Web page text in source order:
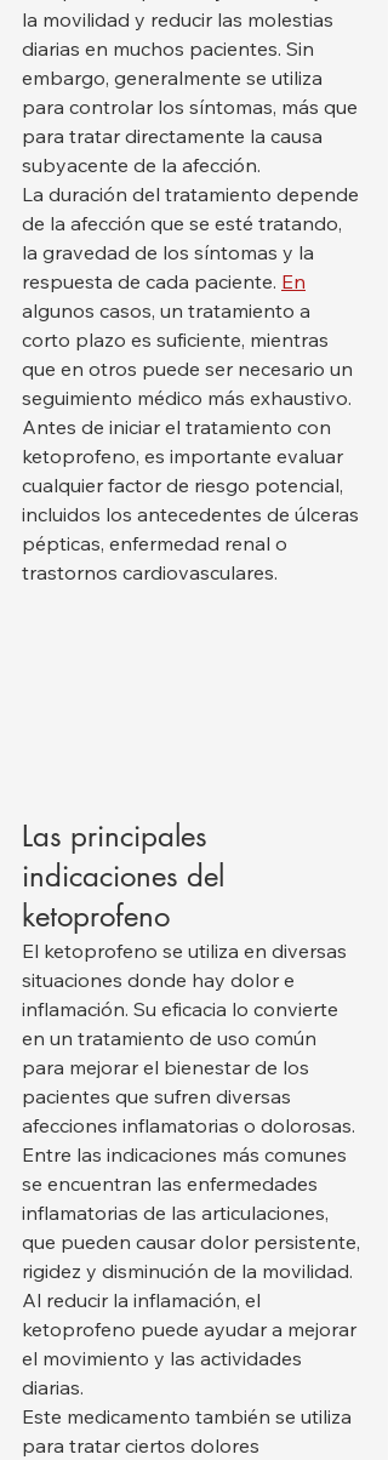
la movilidad y reducir las molestias
diarias en muchos pacientes. Sin
embargo, generalmente se utiliza
para controlar los síntomas, más que
para tratar directamente la causa
subyacente de la afección.
La duración del tratamiento depende
de la afección que se esté tratando,
la gravedad de los síntomas y la
respuesta de cada paciente. En
algunos casos, un tratamiento a
corto plazo es suficiente, mientras
que en otros puede ser necesario un
seguimiento médico más exhaustivo.
Antes de iniciar el tratamiento con
ketoprofeno, es importante evaluar
cualquier factor de riesgo potencial,
incluidos los antecedentes de úlceras
pépticas, enfermedad renal o
trastornos cardiovasculares.
Las principales
indicaciones del
ketoprofeno
El ketoprofeno se utiliza en diversas
situaciones donde hay dolor e
inflamación. Su eficacia lo convierte
en un tratamiento de uso común
para mejorar el bienestar de los
pacientes que sufren diversas
afecciones inflamatorias o dolorosas.
Entre las indicaciones más comunes
se encuentran las enfermedades
inflamatorias de las articulaciones,
que pueden causar dolor persistente,
rigidez y disminución de la movilidad.
Al reducir la inflamación, el
ketoprofeno puede ayudar a mejorar
el movimiento y las actividades
diarias.
Este medicamento también se utiliza
para tratar ciertos dolores